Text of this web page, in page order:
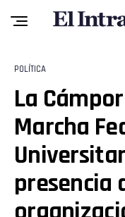
POLÍTICA
La
Marcha
presencia